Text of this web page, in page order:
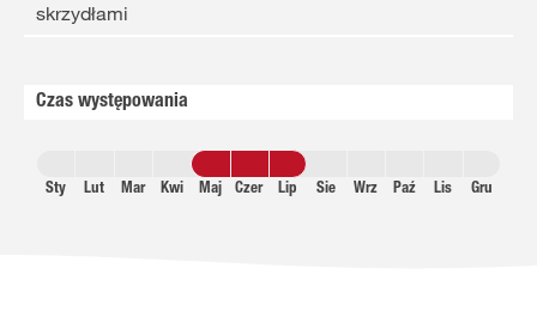
skrzydłami
Czas występowania
Sty Lut Mar Kwi Maj Czer Lip Sie Wrz Paź Lis Gru